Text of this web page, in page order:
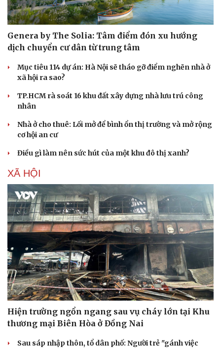
Sức khỏe
Dinh dưỡng - món ngon
Cây thuốc
Nhi khoa
Nam khoa
Làm đẹp - giảm cân
Phòng mạch online
Ăn sạch sống khỏe
Nhà đẹp
Genera by The Solia: Tâm điểm đón xu hướng
dịch chuyển cư dân từ trung tâm
Mục tiêu 114 dự án: Hà Nội sẽ tháo gỡ điểm nghẽn nhà ở
xã hội ra sao?
TP.HCM rà soát 16 khu đất xây dựng nhà lưu trú công
nhân
Nhà ở cho thuê: Lối mở để bình ổn thị trường và mở rộng
cơ hội an cư
Điều gì làm nên sức hút của một khu đô thị xanh?
XÃ HỘI
Hiện trường ngổn ngang sau vụ cháy lớn tại Khu
thương mại Biên Hòa ở Đồng Nai
Sau sáp nhập thôn, tổ dân phố: Người trẻ "gánh việc